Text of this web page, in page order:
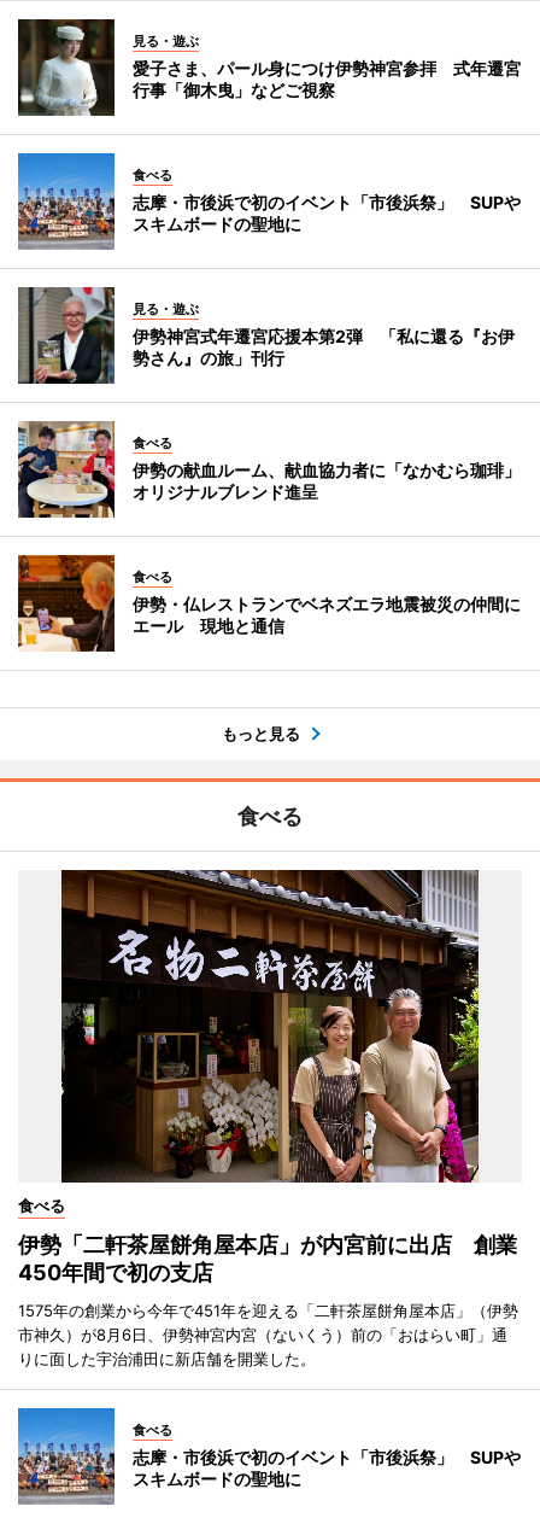
見る・遊ぶ
愛子さま、パール身につけ伊勢神宮参拝 式年遷宮
行事「御木曳」などご視察
食べる
志摩・市後浜で初のイベント「市後浜祭」 SUPや
スキムボードの聖地に
見る・遊ぶ
伊勢神宮式年遷宮応援本第2弾 「私に還る『お伊
勢さん』の旅」刊行
食べる
伊勢の献血ルーム、献血協力者に「なかむら珈琲」
オリジナルブレンド進呈
食べる
伊勢・仏レストランでベネズエラ地震被災の仲間に
エール 現地と通信
もっと見る
食べる
食べる
伊勢「二軒茶屋餅角屋本店」が内宮前に出店 創業
450年間で初の支店
1575年の創業から今年で451年を迎える「二軒茶屋餅角屋本店」（伊勢
市神久）が8月6日、伊勢神宮内宮（ないくう）前の「おはらい町」通
りに面した宇治浦田に新店舗を開業した。
食べる
志摩・市後浜で初のイベント「市後浜祭」 SUPや
スキムボードの聖地に